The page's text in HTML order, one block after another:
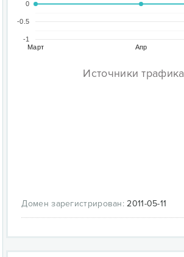
Март Апр
-1
-0.5
0
Источники трафика
Домен зарегистрирован: 2011-05-11